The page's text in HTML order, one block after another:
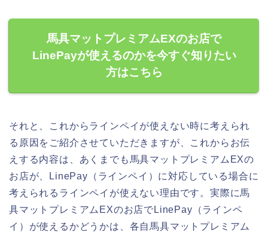
馬具マットプレミアムEXのお店で
LinePayが使えるのかを今すぐ知りたい
方はこちら
それと、これからラインペイが使えない時に考えられ
る原因をご紹介させていただきますが、これからお伝
えする内容は、あくまでも馬具マットプレミアムEXの
お店が、LinePay（ラインペイ）に対応している場合に
考えられるラインペイが使えない理由です。実際に馬
具マットプレミアムEXのお店でLinePay（ラインペ
イ）が使えるかどうかは、各自馬具マットプレミアム